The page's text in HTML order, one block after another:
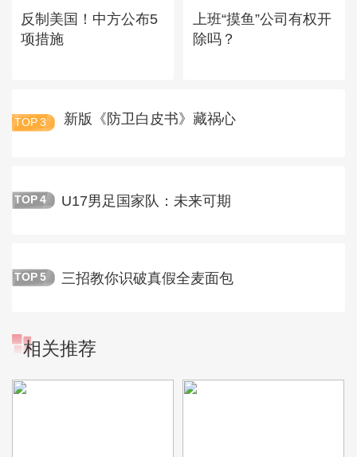
反制美国！中方公布5
项措施
上班“摸鱼”公司有权开
除吗？
TOP 3 新版《防卫白皮书》藏祸心
TOP 4 U17男足国家队：未来可期
TOP 5 三招教你识破真假全麦面包
相关推荐